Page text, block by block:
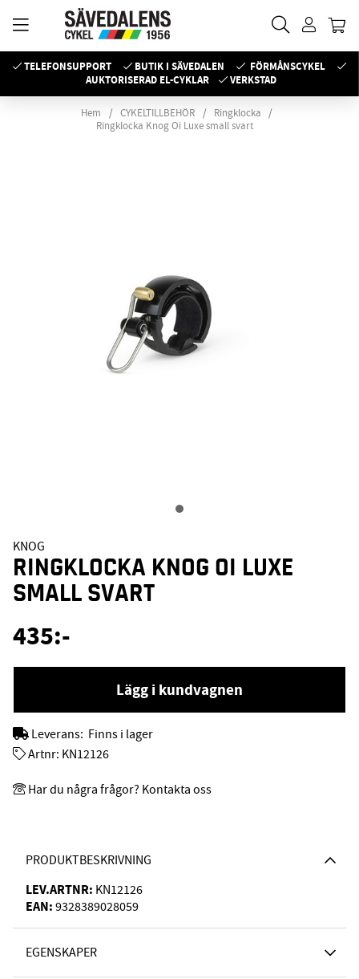
TELEFONSUPPORT BUTIK I SÄVEDALEN
FÖRMÅNSCYKEL
AUKTORISERAD EL-CYKLAR
VERKSTAD
Hem CYKELTILLBEHÖR
Ringklocka
Ringklocka Knog Oi Luxe small svart
PRODUKTBESKRIVNING
LEV.ARTNR: KN12126
EAN: 9328389028059
EGENSKAPER
KNOG
RINGKLOCKA KNOG OI LUXE
SMALL SVART
435:-
Lägg i kundvagnen
Leverans: Finns i lager
Artnr: KN12126
Har du några frågor? Kontakta oss